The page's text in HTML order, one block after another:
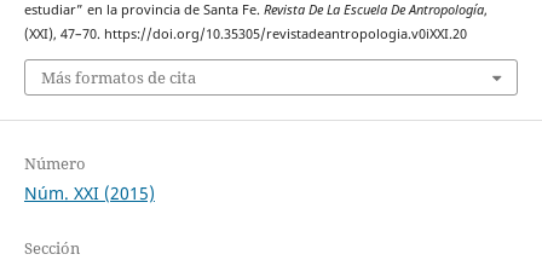
estudiar” en la provincia de Santa Fe. Revista De La Escuela De Antropología,
(XXI), 47–70. https://doi.org/10.35305/revistadeantropologia.v0iXXI.20
Más formatos de cita
Número
Núm. XXI (2015)
Sección